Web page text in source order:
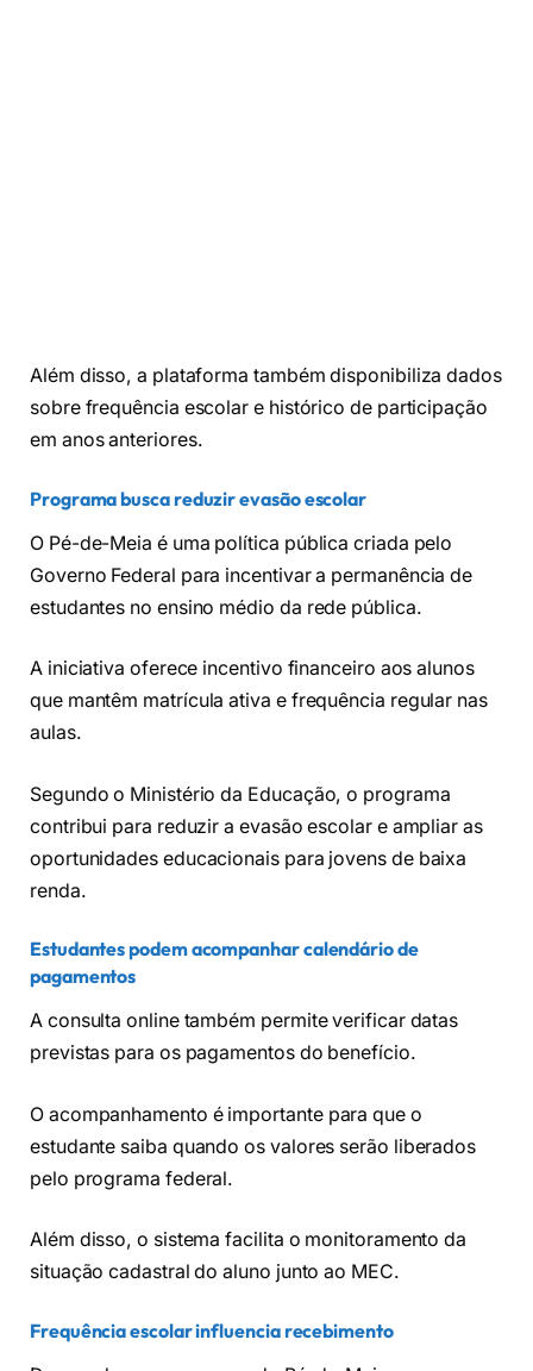
Além disso, a plataforma também disponibiliza dados
sobre frequência escolar e histórico de participação
em anos anteriores.
Programa busca reduzir evasão escolar
O Pé-de-Meia é uma política pública criada pelo
Governo Federal para incentivar a permanência de
estudantes no ensino médio da rede pública.
A iniciativa oferece incentivo financeiro aos alunos
que mantêm matrícula ativa e frequência regular nas
aulas.
Segundo o Ministério da Educação, o programa
contribui para reduzir a evasão escolar e ampliar as
oportunidades educacionais para jovens de baixa
renda.
Estudantes podem acompanhar calendário de
pagamentos
A consulta online também permite verificar datas
previstas para os pagamentos do benefício.
O acompanhamento é importante para que o
estudante saiba quando os valores serão liberados
pelo programa federal.
Além disso, o sistema facilita o monitoramento da
situação cadastral do aluno junto ao MEC.
Frequência escolar influencia recebimento